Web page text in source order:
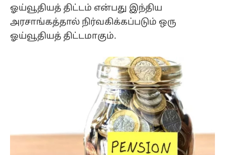
ஓய்வூதியத் திட்டம் என்பது இந்திய
அரசாங்கத்தால் நிர்வகிக்கப்படும் ஒரு
ஓய்வூதியத் திட்டமாகும்.